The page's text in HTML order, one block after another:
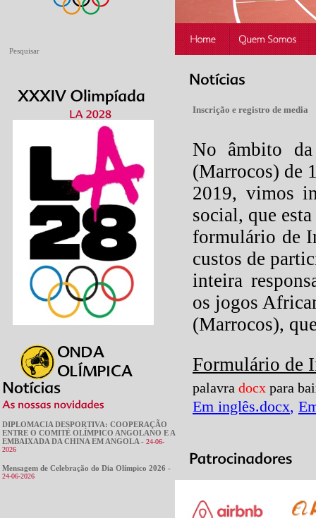
DIPLOMACIA DESPORTIVA: COOPERAÇÃO
ENTRE O COMITÉ OLÍMPICO ANGOLANO E A
EMBAIXADA DA CHINA EM ANGOLA - 24-06-
2026
Mensagem de Celebração do Dia Olímpico 2026 -
24-06-2026
Inscrição e registro de media
No âmbito
(Marrocos) de
2019, vimos
social, que
formulário de
custos de
inteira
os jogos
(Marrocos),
Formulário de
palavra docx para
Em inglês.docx,